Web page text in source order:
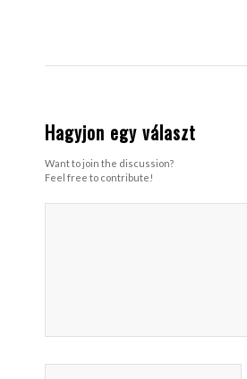
Hagyjon egy választ
Want to join the discussion?
Feel free to contribute!